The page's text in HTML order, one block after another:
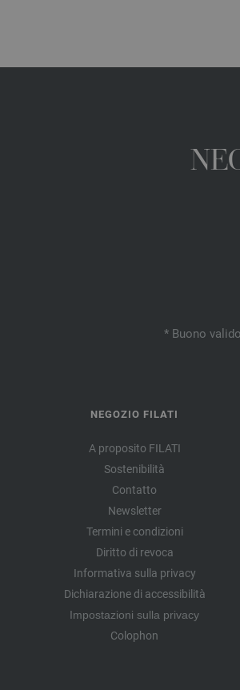
* Buono
NEGOZIO FILATI
A proposito FILATI
Sostenibilità
Contatto
Newsletter
Termini e condizioni
Diritto di revoca
Informativa sulla privacy
Dichiarazione di accessibilità
Impostazioni sulla privacy
Colophon